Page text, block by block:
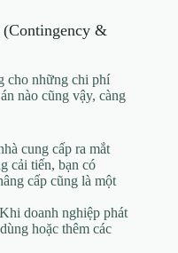
&
cho những chi phí
nào cũng vậy, càng
cung cấp ra mắt
cải tiến, bạn có
cấp cũng là một
Khi doanh nghiệp phát
hoặc thêm các